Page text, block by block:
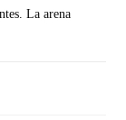
La arena